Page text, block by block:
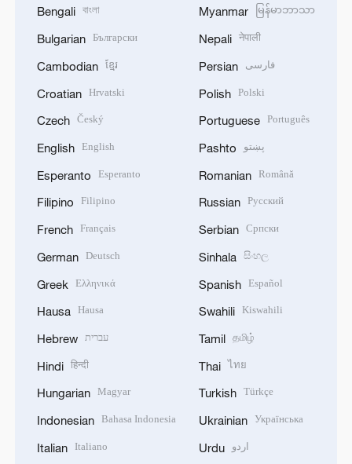
Bengali বাংলা
Bulgarian Български
Cambodian ខ្មែរ
Croatian Hrvatski
Czech Český
English English
Esperanto Esperanto
Filipino Filipino
French Français
German Deutsch
Greek Ελληνικά
Hausa Hausa
Hebrew עברית
Hindi हिन्दी
Hungarian Magyar
Indonesian Bahasa Indonesia
Italian Italiano
Myanmar မြန်မာဘာသာ
Nepali नेपाली
Persian فارسی
Polish Polski
Portuguese Português
Pashto پښتو
Romanian Română
Russian Русский
Serbian Српски
Sinhala සිංහල
Spanish Español
Swahili Kiswahili
Tamil தமிழ்
Thai ไทย
Turkish Türkçe
Ukrainian Українська
Urdu اردو